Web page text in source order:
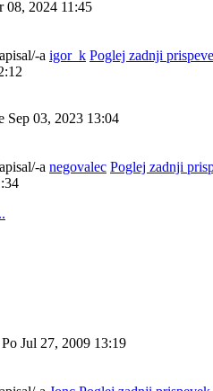
08, 2024 11:45
a igor_k Poglej zadnji
Sep 03, 2023 13:04
a negovalec Poglej zadnji
Po Jul 27, 2009 13:19